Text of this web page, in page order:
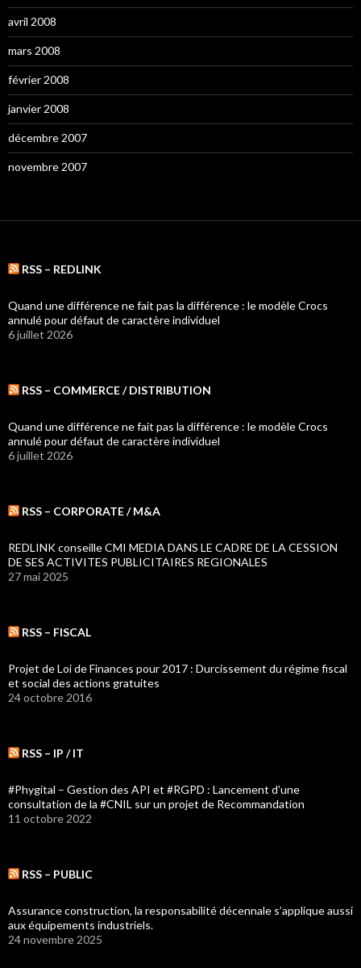
avril 2008
mars 2008
février 2008
janvier 2008
décembre 2007
novembre 2007
RSS – REDLINK
Quand une différence ne fait pas la différence : le modèle Crocs
annulé pour défaut de caractère individuel
6 juillet 2026
RSS – COMMERCE / DISTRIBUTION
Quand une différence ne fait pas la différence : le modèle Crocs
annulé pour défaut de caractère individuel
6 juillet 2026
RSS – CORPORATE / M&A
REDLINK conseille CMI MEDIA DANS LE CADRE DE LA CESSION
DE SES ACTIVITES PUBLICITAIRES REGIONALES
27 mai 2025
RSS – FISCAL
Projet de Loi de Finances pour 2017 : Durcissement du régime fiscal
et social des actions gratuites
24 octobre 2016
RSS – IP / IT
#Phygital – Gestion des API et #RGPD : Lancement d’une
consultation de la #CNIL sur un projet de Recommandation
11 octobre 2022
RSS – PUBLIC
Assurance construction, la responsabilité décennale s’applique aussi
aux équipements industriels.
24 novembre 2025